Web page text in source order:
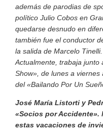
además de parodias de
político Julio Cobos en
quedarse desnudo en
también fue el conductor
la salida de Marcelo Tinelli.
Actualmente, trabaja junto
Show», de lunes a
del «Bailando Por Un
José María Listorti y
«Socios por Accidente».
estas vacaciones de